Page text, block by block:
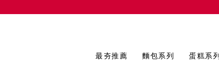
最夯推薦 麵包系列 蛋糕系列